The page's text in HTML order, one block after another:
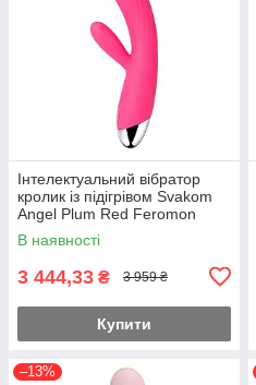
Інтелектуальний вібратор
кролик із підігрівом Svakom
Angel Plum Red Feromon
В наявності
3 444,33 ₴ 3 959 ₴
Купити
–13%